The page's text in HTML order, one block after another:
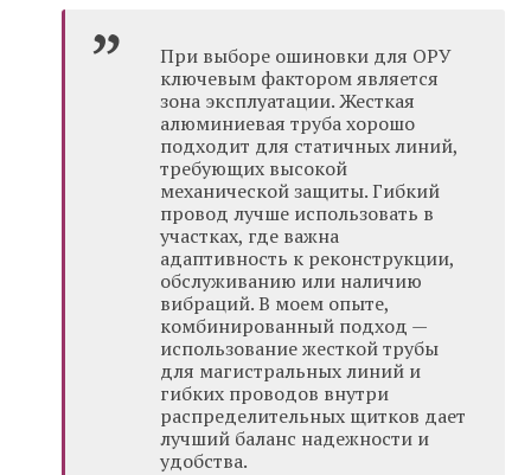
При выборе ошиновки для ОРУ
ключевым фактором является
зона эксплуатации. Жесткая
алюминиевая труба хорошо
подходит для статичных линий,
требующих высокой
механической защиты. Гибкий
провод лучше использовать в
участках, где важна
адаптивность к реконструкции,
обслуживанию или наличию
вибраций. В моем опыте,
комбинированный подход —
использование жесткой трубы
для магистральных линий и
гибких проводов внутри
распределительных щитков дает
лучший баланс надежности и
удобства.